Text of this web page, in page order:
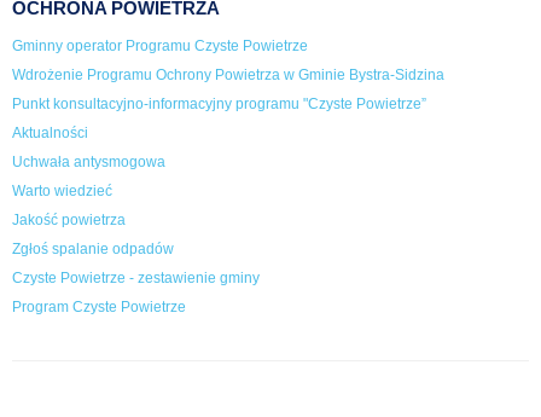
OCHRONA POWIETRZA
Gminny operator Programu Czyste Powietrze
Wdrożenie Programu Ochrony Powietrza w Gminie Bystra-Sidzina
Punkt konsultacyjno-informacyjny programu "Czyste Powietrze”
Aktualności
Uchwała antysmogowa
Warto wiedzieć
Jakość powietrza
Zgłoś spalanie odpadów
Czyste Powietrze - zestawienie gminy
Program Czyste Powietrze